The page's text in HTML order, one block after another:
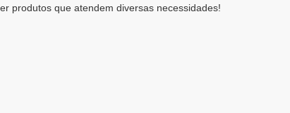
produtos que atendem diversas necessidades!